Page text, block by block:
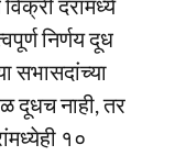
दरामध्ये
निर्णय दूध
सभासदांच्या
दूधच नाही, तर
१०